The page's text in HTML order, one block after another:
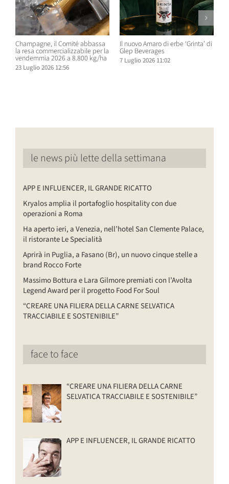
Champagne, il Comité abbassa
la resa commercializzabile per la
vendemmia 2026 a 8.800 kg/ha
23 Luglio 2026 12:56
Il nuovo Amaro di erbe ‘Grinta’ di
Glep Beverages
7 Luglio 2026 11:02
le news più lette della settimana
APP E INFLUENCER, IL GRANDE RICATTO
Kryalos amplia il portafoglio hospitality con due
operazioni a Roma
Ha aperto ieri, a Venezia, nell’hotel San Clemente Palace,
il ristorante Le Specialità
Aprirà in Puglia, a Fasano (Br), un nuovo cinque stelle a
brand Rocco Forte
Massimo Bottura e Lara Gilmore premiati con l’Avolta
Legend Award per il progetto Food For Soul
“CREARE UNA FILIERA DELLA CARNE SELVATICA
TRACCIABILE E SOSTENIBILE”
face to face
“CREARE UNA FILIERA DELLA CARNE
SELVATICA TRACCIABILE E SOSTENIBILE”
APP E INFLUENCER, IL GRANDE RICATTO